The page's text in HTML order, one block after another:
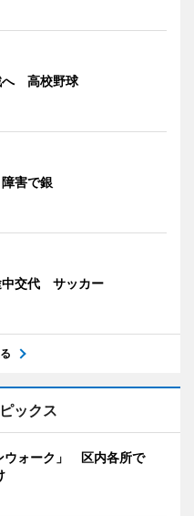
へ 高校野球
害で銀
中交代 サッカー
ックス
ウォーク」 区内各所で